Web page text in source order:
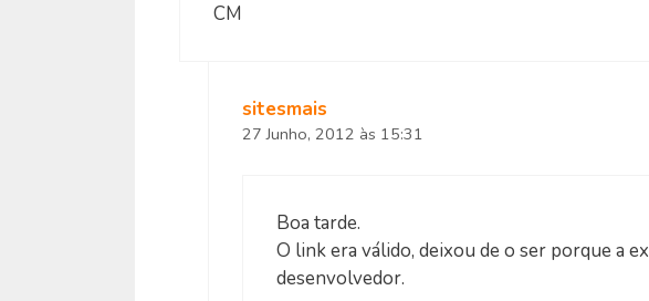
CM
sitesmais
27 Junho, 2012 às 15:31
Boa tarde.
O link era válido, deixou de o ser porque a
desenvolvedor.